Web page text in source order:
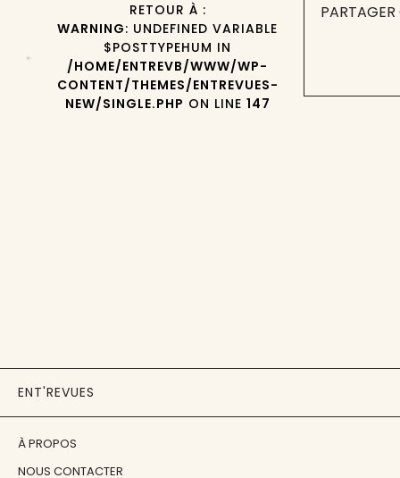
RETOUR À :
WARNING: UNDEFINED VARIABLE
$POSTTYPEHUM IN
/HOME/ENTREVB/WWW/WP-
CONTENT/THEMES/ENTREVUES-
NEW/SINGLE.PHP ON LINE 147
ENT'REVUES
À PROPOS
NOUS CONTACTER